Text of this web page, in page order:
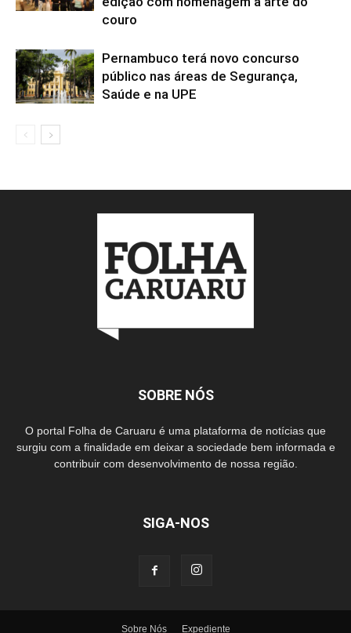
couro
Pernambuco terá novo concurso
público nas áreas de Segurança,
Saúde e na UPE
SOBRE NÓS
O portal Folha de Caruaru é uma plataforma de notícias que
surgiu com a finalidade em deixar a sociedade bem informada e
contribuir com desenvolvimento de nossa região.
SIGA-NOS
Sobre Nós Expediente